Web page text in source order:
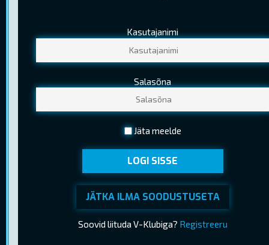
Kasutajanimi
Salasõna
Jäta meelde
LOGI SISSE
JÄTKA ILMA SOODUSTUSETA
Soovid liituda V-Klubiga? Registreeru
PILETIHINNAD
Tavapilet 8,20 €
Lapsepilet 5,60 €
(Kehtib EV pensionitunnistuse esitamisel)